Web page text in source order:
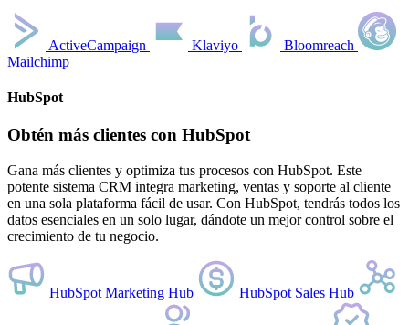
ActiveCampaign Klaviyo
Bloomreach
Mailchimp
HubSpot
Obtén más clientes con HubSpot
Gana más clientes y optimiza tus procesos con HubSpot. Este
potente sistema CRM integra marketing, ventas y soporte al cliente
en una sola plataforma fácil de usar. Con HubSpot, tendrás todos los
datos esenciales en un solo lugar, dándote un mejor control sobre el
crecimiento de tu negocio.
HubSpot Marketing Hub HubSpot Sales Hub